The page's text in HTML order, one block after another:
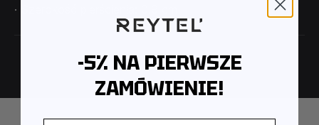
· Szerokość pierścienia: 0.9 cm
-5% NA PIERWSZE
ZAMÓWIENIE!